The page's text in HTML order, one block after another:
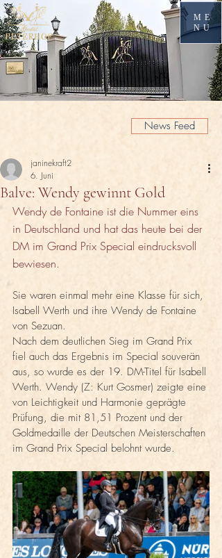
ME
NU
News Feed
Balve: Wendy gewinnt Gold
janinekraft2
6. Juni
Wendy de Fontaine ist die Nummer eins
in Deutschland und hat das heute bei der
DM im Grand Prix Special eindrucksvoll
bewiesen.
Sie waren einmal mehr eine Klasse für sich,
Isabell Werth und ihre Wendy de Fontaine
von Sezuan.
Nach dem deutlichen Sieg im Grand Prix
fiel auch das Ergebnis im Special souverän
aus, so wurde es der 19. DM-Titel für Isabell
Werth. Wendy (Z: Kurt Gosmer) zeigte eine
von Leichtigkeit und Harmonie geprägte
Prüfung, die mit 81,51 Prozent und der
Goldmedaille der Deutschen Meisterschaften
im Grand Prix Special belohnt wurde.